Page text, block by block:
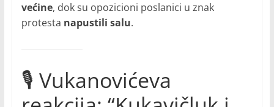
većine, dok su opozicioni poslanici u znak
protesta napustili salu.
🎙️ Vukanovićeva